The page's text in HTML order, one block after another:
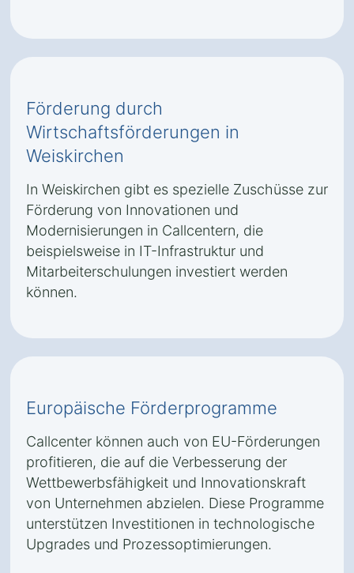
Förderung durch
Wirtschaftsförderungen in
Weiskirchen
In Weiskirchen gibt es spezielle Zuschüsse zur
Förderung von Innovationen und
Modernisierungen in Callcentern, die
beispielsweise in IT-Infrastruktur und
Mitarbeiterschulungen investiert werden
können.
Europäische Förderprogramme
Callcenter können auch von EU-Förderungen
profitieren, die auf die Verbesserung der
Wettbewerbsfähigkeit und Innovationskraft
von Unternehmen abzielen. Diese Programme
unterstützen Investitionen in technologische
Upgrades und Prozessoptimierungen.